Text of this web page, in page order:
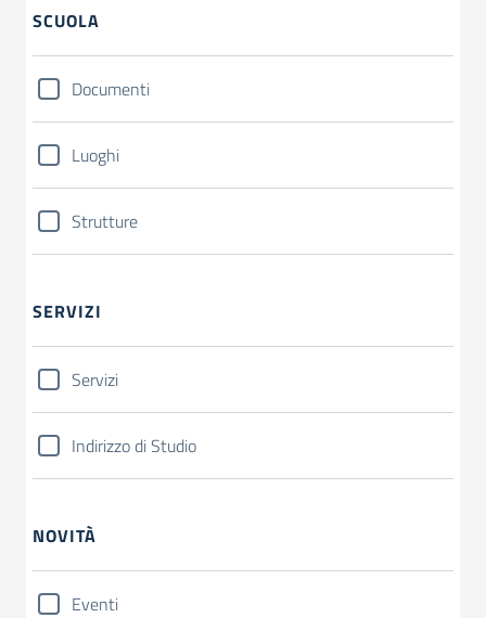
SCUOLA
Documenti
Luoghi
Strutture
SERVIZI
Servizi
Indirizzo di Studio
NOVITÀ
Eventi